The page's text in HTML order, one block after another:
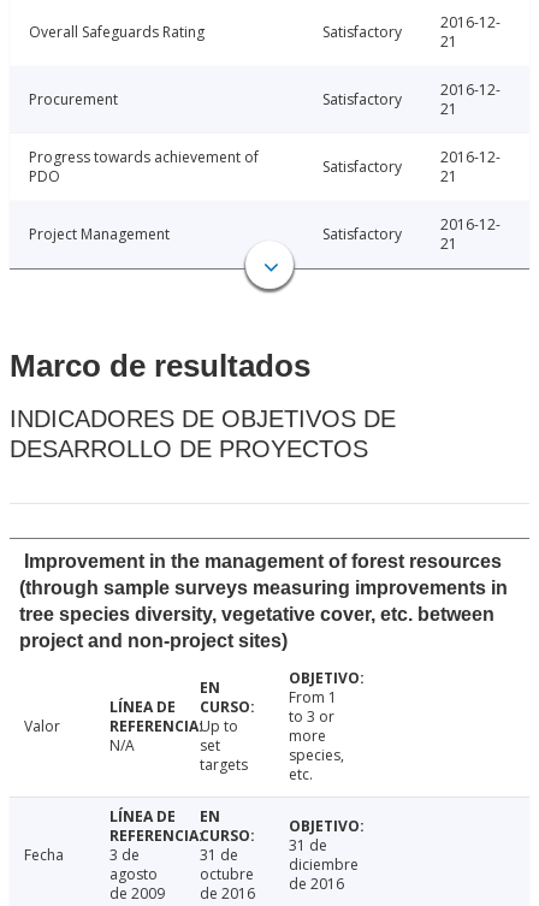
Overall Safeguards Rating Satisfactory
2016-12-
21
Procurement Satisfactory
2016-12-
21
Progress towards achievement of
PDO
Satisfactory
2016-12-
21
Project Management Satisfactory
2016-12-
21
Marco de resultados
INDICADORES DE OBJETIVOS DE
DESARROLLO DE PROYECTOS
Improvement in the management of forest resources
(through sample surveys measuring improvements in
tree species diversity, vegetative cover, etc. between
project and non-project sites)
Valor
N/A
Up to
set
targets
From 1
to 3 or
more
species,
etc.
Fecha
3 de
agosto
de 2009
31 de
octubre
de 2016
31 de
diciembre
de 2016